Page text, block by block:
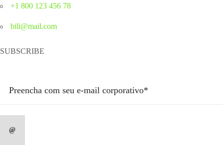
+1 800 123 456 78
bili@mail.com
SUBSCRIBE